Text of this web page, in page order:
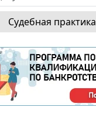
Судебная практика